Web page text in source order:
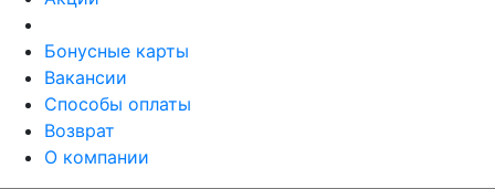
Бонусные карты
Вакансии
Способы оплаты
Возврат
О компании